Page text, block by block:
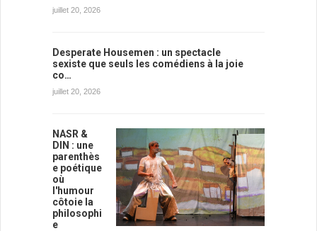
juillet 20, 2026
Desperate Housemen : un spectacle
sexiste que seuls les comédiens à la joie
co…
juillet 20, 2026
NASR &
DIN : une
parenthès
e poétique
où
l'humour
côtoie la
philosophi
e